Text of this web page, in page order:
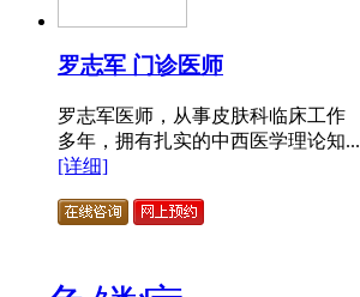
罗志军 门诊医师
罗志军医师，从事皮肤科临床工作
多年，拥有扎实的中西医学理论知...
[详细]